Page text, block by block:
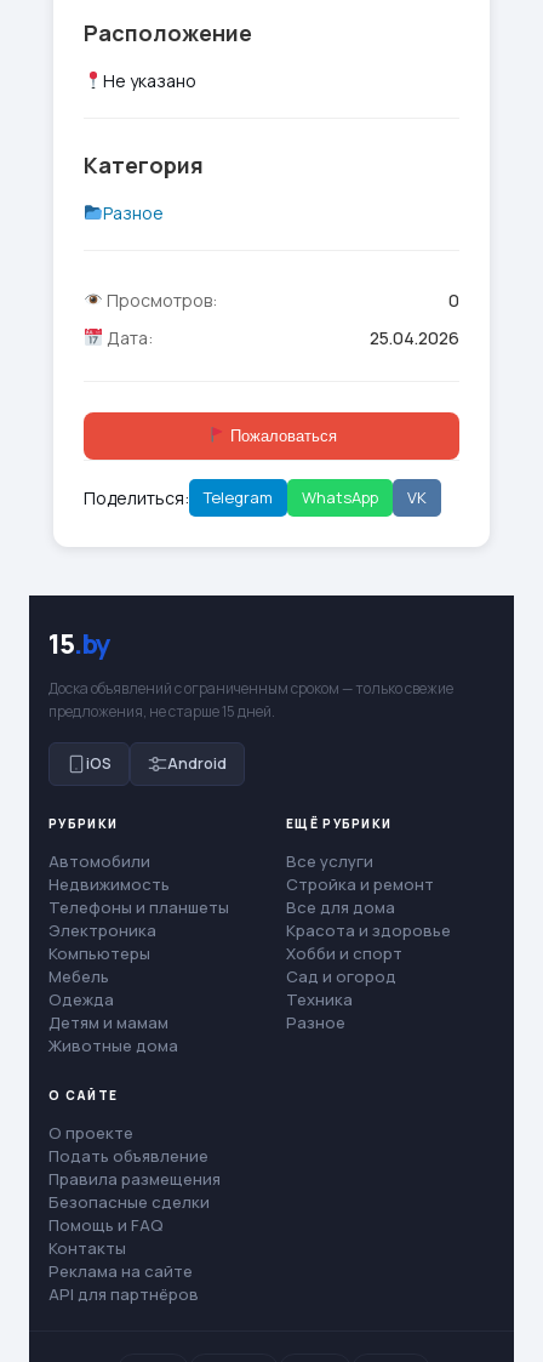
Расположение
Не указано
Категория
Разное
Просмотров:
0
Дата:
25.04.2026
Пожаловаться
Поделиться: Telegram WhatsApp VK
15.by
Доска объявлений с ограниченным сроком — только свежие
предложения, не старше 15 дней.
iOS Android
РУБРИКИ
Автомобили
Недвижимость
Телефоны и планшеты
Электроника
Компьютеры
Мебель
Одежда
Детям и мамам
Животные дома
ЕЩЁ РУБРИКИ
Все услуги
Стройка и ремонт
Все для дома
Красота и здоровье
Хобби и спорт
Сад и огород
Техника
Разное
О САЙТЕ
О проекте
Подать объявление
Правила размещения
Безопасные сделки
Помощь и FAQ
Контакты
Реклама на сайте
API для партнёров